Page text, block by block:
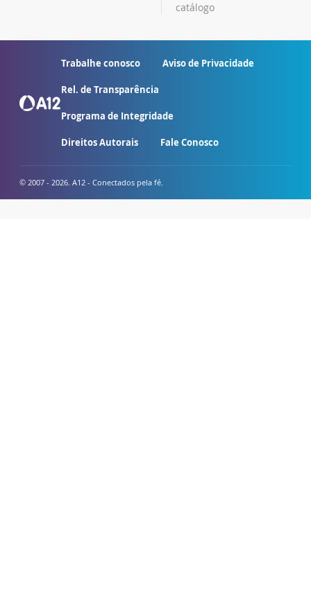
catálogo
Trabalhe conosco Aviso de Privacidade
Rel. de Transparência
Programa de Integridade
Direitos Autorais Fale Conosco
© 2007 - 2026. A12 - Conectados pela fé.